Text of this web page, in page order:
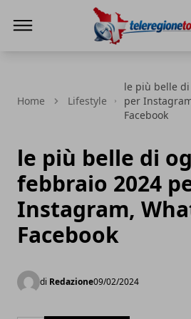
Home Lifestyle
le più belle
per
Facebook
le più belle di
febbraio 2024
Instagram,
Facebook
di Redazione09/02/2024